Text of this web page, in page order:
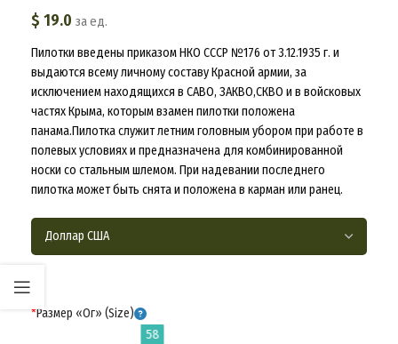
$ 19.0 за ед.
Пилотки введены приказом НКО СССР №176 от 3.12.1935 г. и
выдаются всему личному составу Красной армии, за
исключением находящихся в САВО, ЗАКВО,СКВО и в войсковых
частях Крыма, которым взамен пилотки положена
панама.Пилотка служит летним головным убором при работе в
полевых условиях и предназначена для комбинированной
носки со стальным шлемом. При надевании последнего
пилотка может быть снята и положена в карман или ранец.
*Размер «Ог» (Size)
58